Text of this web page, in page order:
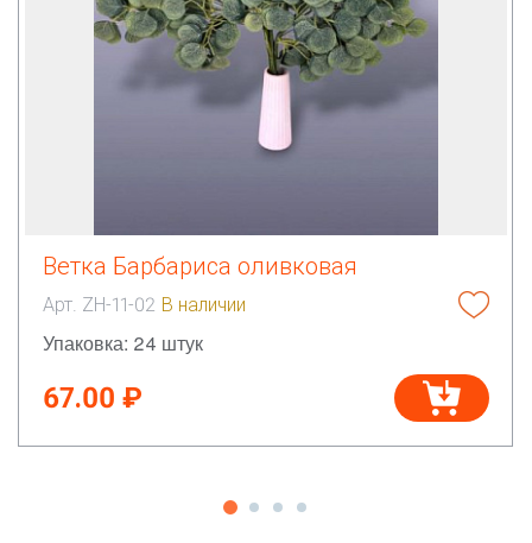
Ветка Барбариса оливковая
Арт. ZH-11-02 В наличии
Упаковка: 24 штук
67.00 ₽